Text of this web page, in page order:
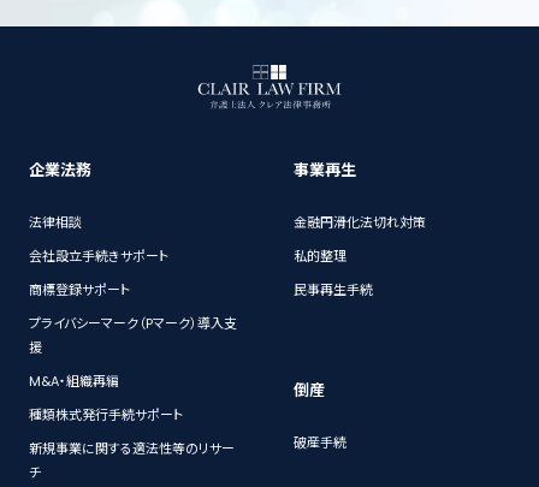
企業法務
法律相談
会社設立手続きサポート
商標登録サポート
プライバシーマーク（Pマーク）導入支
援
M&A・組織再編
種類株式発行手続サポート
新規事業に関する適法性等のリサー
チ
事業再生
金融円滑化法切れ対策
私的整理
民事再生手続
倒産
破産手続